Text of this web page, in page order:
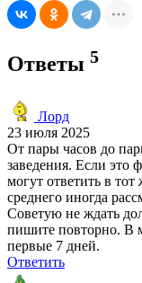
Ответы 5
Лорд
23 июля 2025
От пары часов до
заведения. Если это
могут ответить в
среднего иногда
Советую не ждать
пишите повторно. В
первые 7 дней.
Ответить